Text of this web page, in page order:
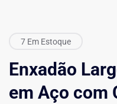
7 Em Estoque
Enxadão
em Aço com